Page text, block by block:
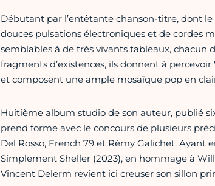
Débutant par l’entêtante chanson-titre, dont
douces pulsations électroniques et de cordes
semblables à de très vivants tableaux, chacun
fragments d’existences, ils donnent à
et composent une ample mosaïque pop en
Huitième album studio de son auteur, publié
prend forme avec le concours de plusieurs
Del Rosso, French 79 et Rémy Galichet.
Simplement Sheller (2023), en hommage à
Vincent Delerm revient ici creuser son sillon